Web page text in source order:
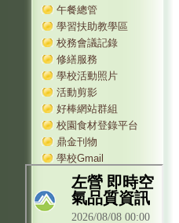
午餐總管
學習扶助教學區
校務會議記錄
修繕服務
學校活動照片
活動剪影
好棒網站群組
校園食材登錄平台
鼎金刊物
學校Gmail